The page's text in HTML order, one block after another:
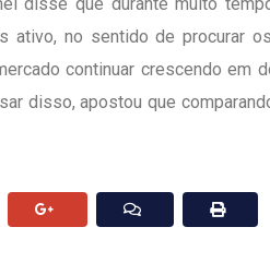
ativo, no sentido de procurar
continuar crescendo em
disso, apostou que